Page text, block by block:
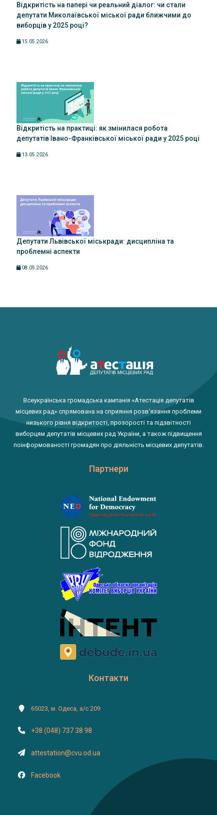
Відкритість на папері чи реальний діалог: чи стали
депутати Миколаївської міської ради ближчими до
виборців у 2025 році?
15.05.2026
Відкритість на практиці: як змінилася робота
депутатів Івано-Франківської міської ради у 2025 році
13.05.2026
Депутати Львівської міськради: дисципліна та
проблемні аспекти
08.05.2026
Всеукраїнська громадська кампанія «Атестація депутатів
місцевих рад» спрямована на сприяння розв'язання проблеми
низького рівня відкритості, прозорості та підзвітності
виборцям депутатів місцевих рад України, а також підвищення
поінформованості громадян про діяльність місцевих депутатів.
Партнери
Контакти
65023, м. Одеса, а/с 209
+38 (048) 737 38 98
attestation@cvu.od.ua
Facebook